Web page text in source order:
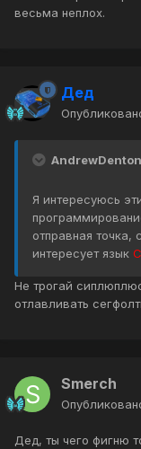
весьма неплох.
Дед
Я интересуюсь
отправная точка,
интересует язык
Не трогай
отлавливать
Smerch
Дед, ты чего фигню